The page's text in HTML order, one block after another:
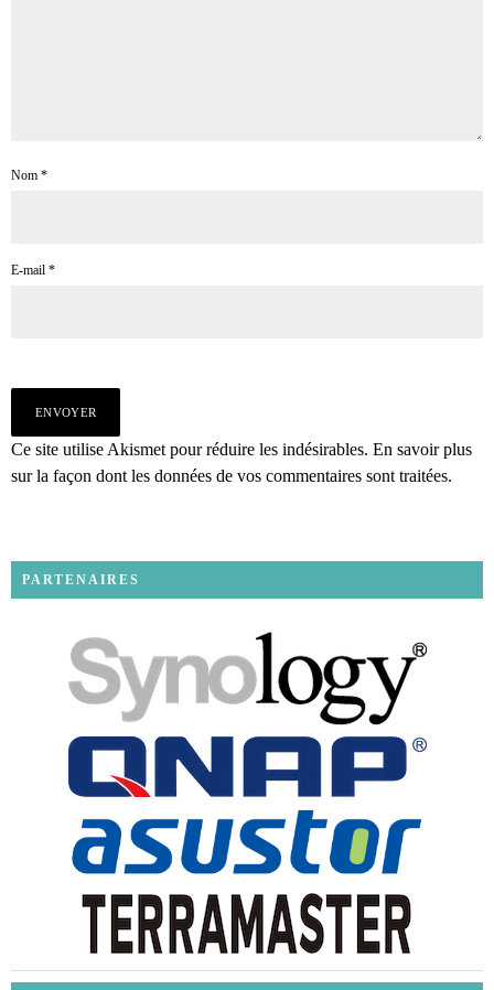
Nom *
E-mail *
Ce site utilise Akismet pour réduire les indésirables. En savoir plus
sur la façon dont les données de vos commentaires sont traitées.
PARTENAIRES